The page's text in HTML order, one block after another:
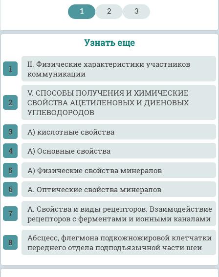
1 2 3
Узнать еще
II. Физические характеристики участников
коммуникации
V. СПОСОБЫ ПОЛУЧЕНИЯ И ХИМИЧЕСКИЕ
СВОЙСТВА АЦЕТИЛЕНОВЫХ И ДИЕНОВЫХ
УГЛЕВОДОРОДОВ
А) кислотные свойства
А) Основные свойства
А) Физические свойства минералов
А. Оптические свойства минералов
А. Свойства и виды рецепторов. Взаимодействие
рецепторов с ферментами и ионными каналами
Абсцесс, флегмона подкожножировой клетчатки
переднего отдела подподъязычной части шеи